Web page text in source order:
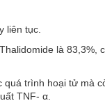
liên tục.
là 83,3%,
trình hoại tử mà
TNF- α.